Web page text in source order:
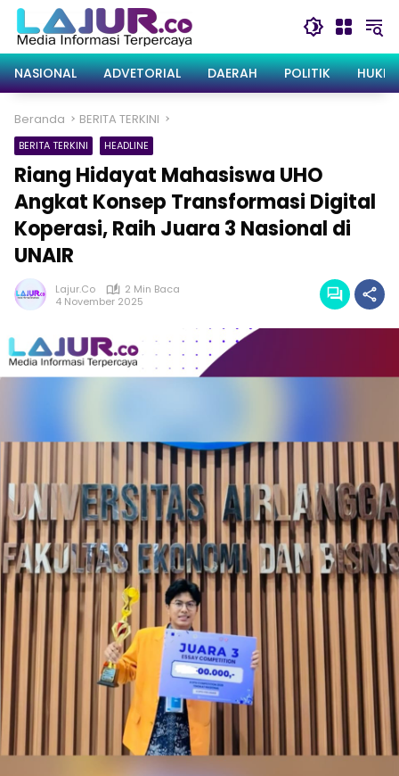
Langsung
konten
NASIONAL
ADVETORIAL DAERAH POLITIK
Beranda BERITA TERKINI
BERITA TERKINI HEADLINE
Riang Hidayat Mahasiswa UHO
Angkat Konsep Transformasi Digital
Koperasi, Raih Juara 3 Nasional di
UNAIR
Lajur.co
2 Min Baca
4 November 2025